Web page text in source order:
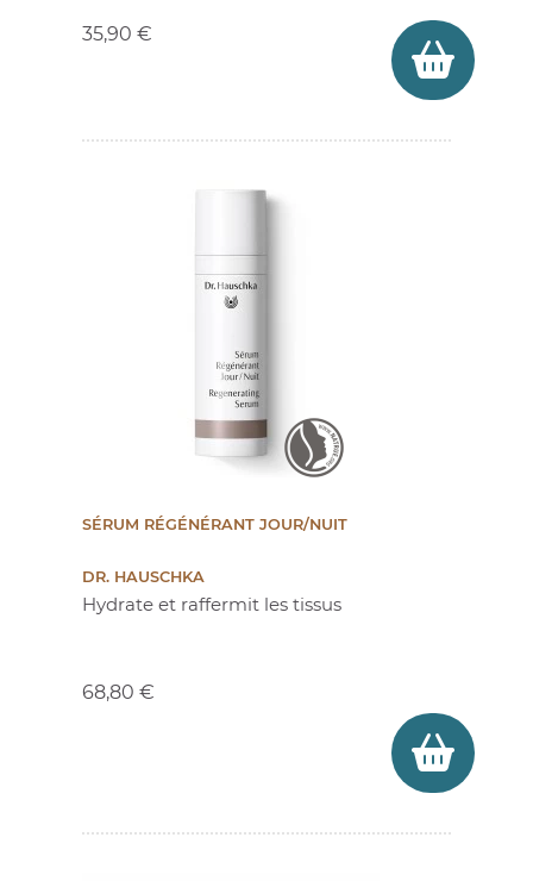
35,90 €
SÉRUM RÉGÉNÉRANT JOUR/NUIT
DR. HAUSCHKA
Hydrate et raffermit les tissus
68,80 €